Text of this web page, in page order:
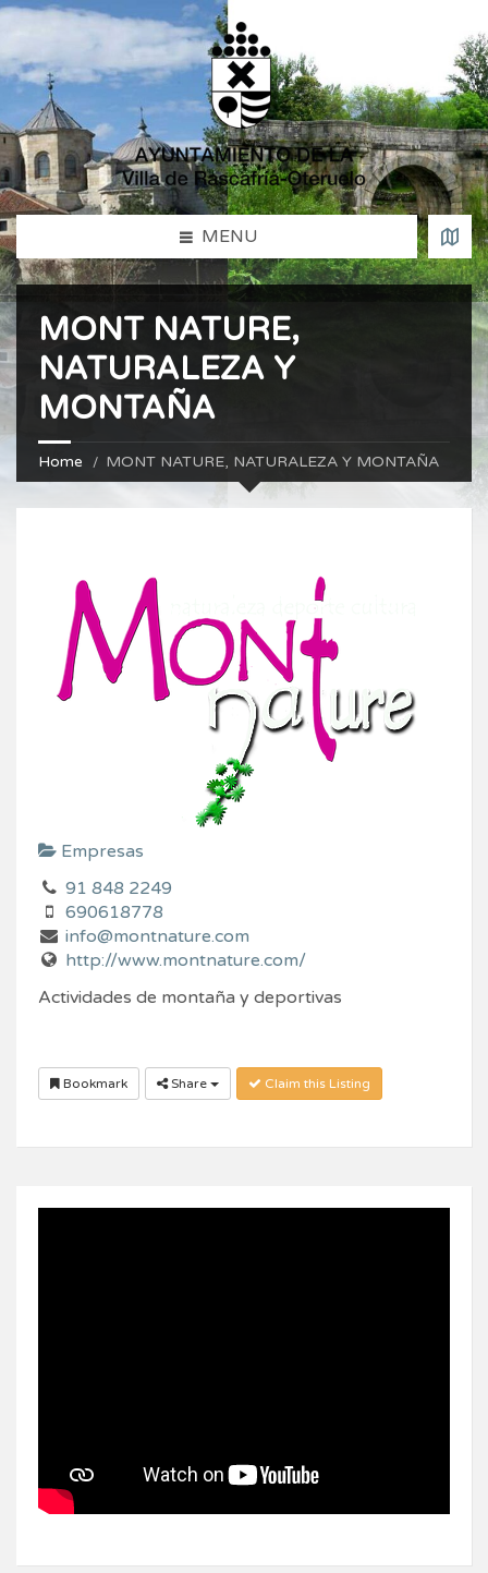
MENU
MONT NATURE,
NATURALEZA Y
MONTAÑA
Home MONT NATURE, NATURALEZA Y MONTAÑA
Empresas
91 848 2249
690618778
info@montnature.com
http://www.montnature.com/
Actividades de montaña y deportivas
Bookmark Share Claim this Listing